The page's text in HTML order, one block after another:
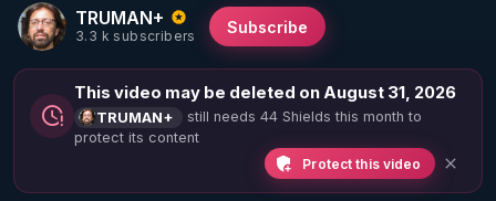
TRUMAN+
3.3 k subscribers
Subscribe
This video may be deleted on August 31, 2026
TRUMAN+
still needs 44 Shields this month to
protect its content
Protect this video